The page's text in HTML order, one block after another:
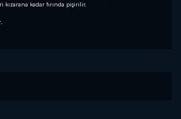
kızarana kadar fırında pişirilir.